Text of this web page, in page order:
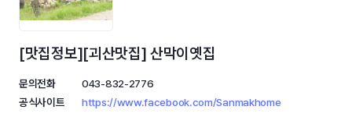
[맛집정보][괴산맛집] 산막이옛집
문의전화
043-832-2776
공식사이트
https://www.facebook.com/Sanmakhome